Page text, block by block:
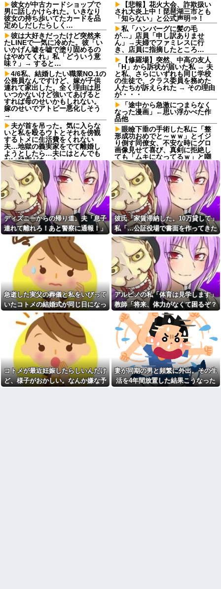
彼女が中古カードショップで
男に話しかけられた。いきなり
彼女の持ち歩いてたカードを品
定めしだしたらしく…
彼は大好きだったけど突然来
たLINEで一気に冷めた。彼「い
いかげん嘘を嘘で塗り固めるの
はやめてくれ」私「どういう意
味？」→ すると…
4/6私、結婚したい職業NO.1の
公務員なんですけど、嫁が子供
連れて家出した。全く理由は思
いつかないけど強いてあげると
すれば母のせいかもしれない。
嫁のせいでアトピー悪化しそう
→
夫が首を吊った。気に入らな
いと私を殴るウトとそれを傍観
するトメに生活費をくれない
夫…地獄の義実家をでて離婚し
ようとしたら…夫にはとんでも
ない秘密があった
最近の若手社員は何故かコレ
を嫌がるらしい
嫁「生ハムを手作りした
よ！」俺「それ、生肉のままじ
ゃないか！」→食べてしまった
翌日にまさかの事態が…
私「また郵便がなくなって
る…」知人「一緒に捕まえよ
う」→おとりを仕掛けたら泥奥
がまんまと引っかかり…
【後編】我が家で集まりがあ
った後に子供の新品クロックス
が消えた。犯人のママがカバン
に入れるのを見た人もいるのに
相手旦那が「証拠は？」と認め
ない…...
アタシ何歳に見える？って誘
い受け風の事言うゴミってまだ
生存してるよね～
ディズニーからの帰り道。夫
「息子連れて離れろ！あと警察
に通報！」私「助けて！」駅員
「どうしました！？」→トンデ
モナイことに…
会社に突然「嫁に手を出した
だろ」と怒りの電話が入った。
全く心当たりのない俺だった
が、事態は思わぬ展開に…
【衝撃】ジャンポケ斉藤の妻
【悲報】花火大会、詐欺扱い
され大炎上中！琵琶湖三市とも
「知らない」と公式声明⇒！
私「ハンバーグに髪の毛
が…」店員「申し訳ありませ
ん」→夫婦でファミレスに行
き、店員に指摘したところ…
【修羅場】突然、中高の友人
「H」から訴状が届いた私 → 夫
と私、さらにいずれも同じ学校
の生徒で、クラス委員を務めた
人たちが訴えられた → その理由
が・・・
「途中から急激につまらなく
なった漫画」←思い浮かべた作
品他
眼瞼下垂の手術した私に「整
形成功おめでと～ｗｗ」とイジ
り倒す同僚女、不安な時にグロ
画像見せて喜び、真剣に拒絶し
ても「ムキになってるｗ」と嘲
笑…人の病気と手術を娯楽にす
んなよ！！
姪「結婚しても子供は産まな
い」私「どうして？」→理由を
聞いてみると、思わず少子化の
現実を考えさせられて…
結婚するという決断って重く
ないですか？
【悲報】強者男性さん「30超
えてデートの練習とかしてる奴
なんなんだ？普通は10代の子供
がいるぞ」
【修羅場】弟を車で迎えに行
くときにファミレスの駐車場か
ら飛び出してきた男性を轢いて
しまった 轢かれた男は傷だらけ
で血まみれなのに凄い大声て喚
いて暴れまくり…
【驚愕】デキ婚した相手は出
張姫。母の興信所調査で夫婦崩
壊？！ｗｗｗｗ
【唖然】浮気バレた旦那が嫁
に勢いで吐き出した結果ｗｗｗ
ｗ
1/2義弟娘「ママのアソコには
黒い絵があるんだよ！洗っても
落ちないんだよ！」あー…だか
らいつも肌を隠してるのね。こ
んな田舎で刺青バレたら面倒な
事になっちゃうよ…→面倒な事
ディズニーからの帰り道。夫「息子
連れて離れろ！あと警察に通報！」
私「助けて！」駅員「どうしまし
た！？」→トンデモナイことに…
彼氏「家賃滞納した。10万貸して」
私「…公証役場で書面を作ってきた
ら考える」→結果・・・
急逝した実父の葬儀と私をいびって
いたコトメの結婚式が同じ日になっ
てしまった。無理にでも来いと言わ
れてしまい...
アルビノの私「体育は見学します」
教師「将来、体力がなくて困るぞ？
我慢して走れ！」→結果、膝を痛め
て・・・
コトメが最近妊娠したらしいんだけ
ど、様子がおかしい。なんか嫌な予
妻が同期の男と頻繁に外出。その生
活を4年間放置した結果こうなった